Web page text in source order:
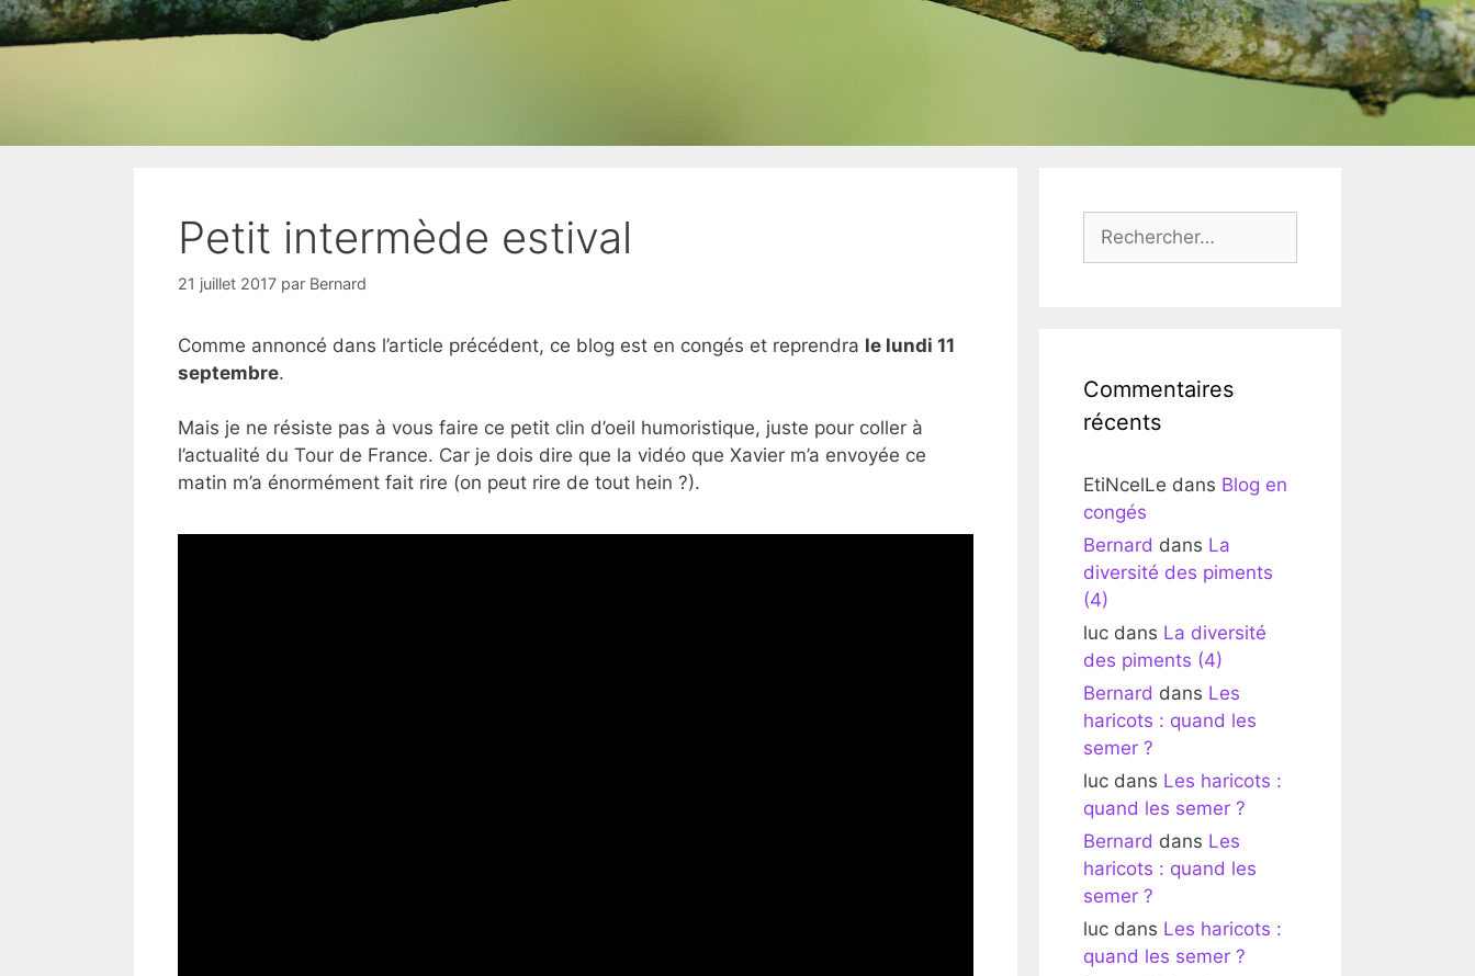
Petit intermède estival
21 juillet 2017 par Bernard
Comme annoncé dans l’article précédent, ce blog est en congés et reprendra le lundi 11
septembre.
Mais je ne résiste pas à vous faire ce petit clin d’oeil humoristique, juste pour coller à
l’actualité du Tour de France. Car je dois dire que la vidéo que Xavier m’a envoyée ce
matin m’a énormément fait rire (on peut rire de tout hein ?).
Commentaires
récents
EtiNcelLe dans Blog en
congés
Bernard dans La
diversité des piments
(4)
luc dans La diversité
des piments (4)
Bernard dans Les
haricots : quand les
semer ?
luc dans Les haricots :
quand les semer ?
Bernard dans Les
haricots : quand les
semer ?
luc dans Les haricots :
quand les semer ?